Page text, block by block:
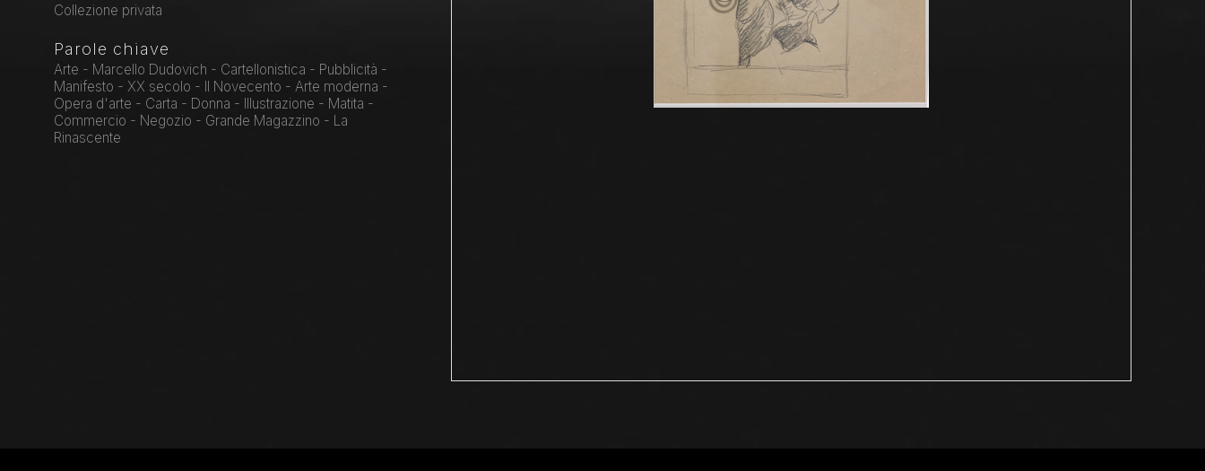
Collezione privata
Parole chiave
Arte - Marcello Dudovich - Cartellonistica - Pubblicità -
Manifesto - XX secolo - Il Novecento - Arte moderna -
Opera d'arte - Carta - Donna - Illustrazione - Matita -
Commercio - Negozio - Grande Magazzino - La
Rinascente